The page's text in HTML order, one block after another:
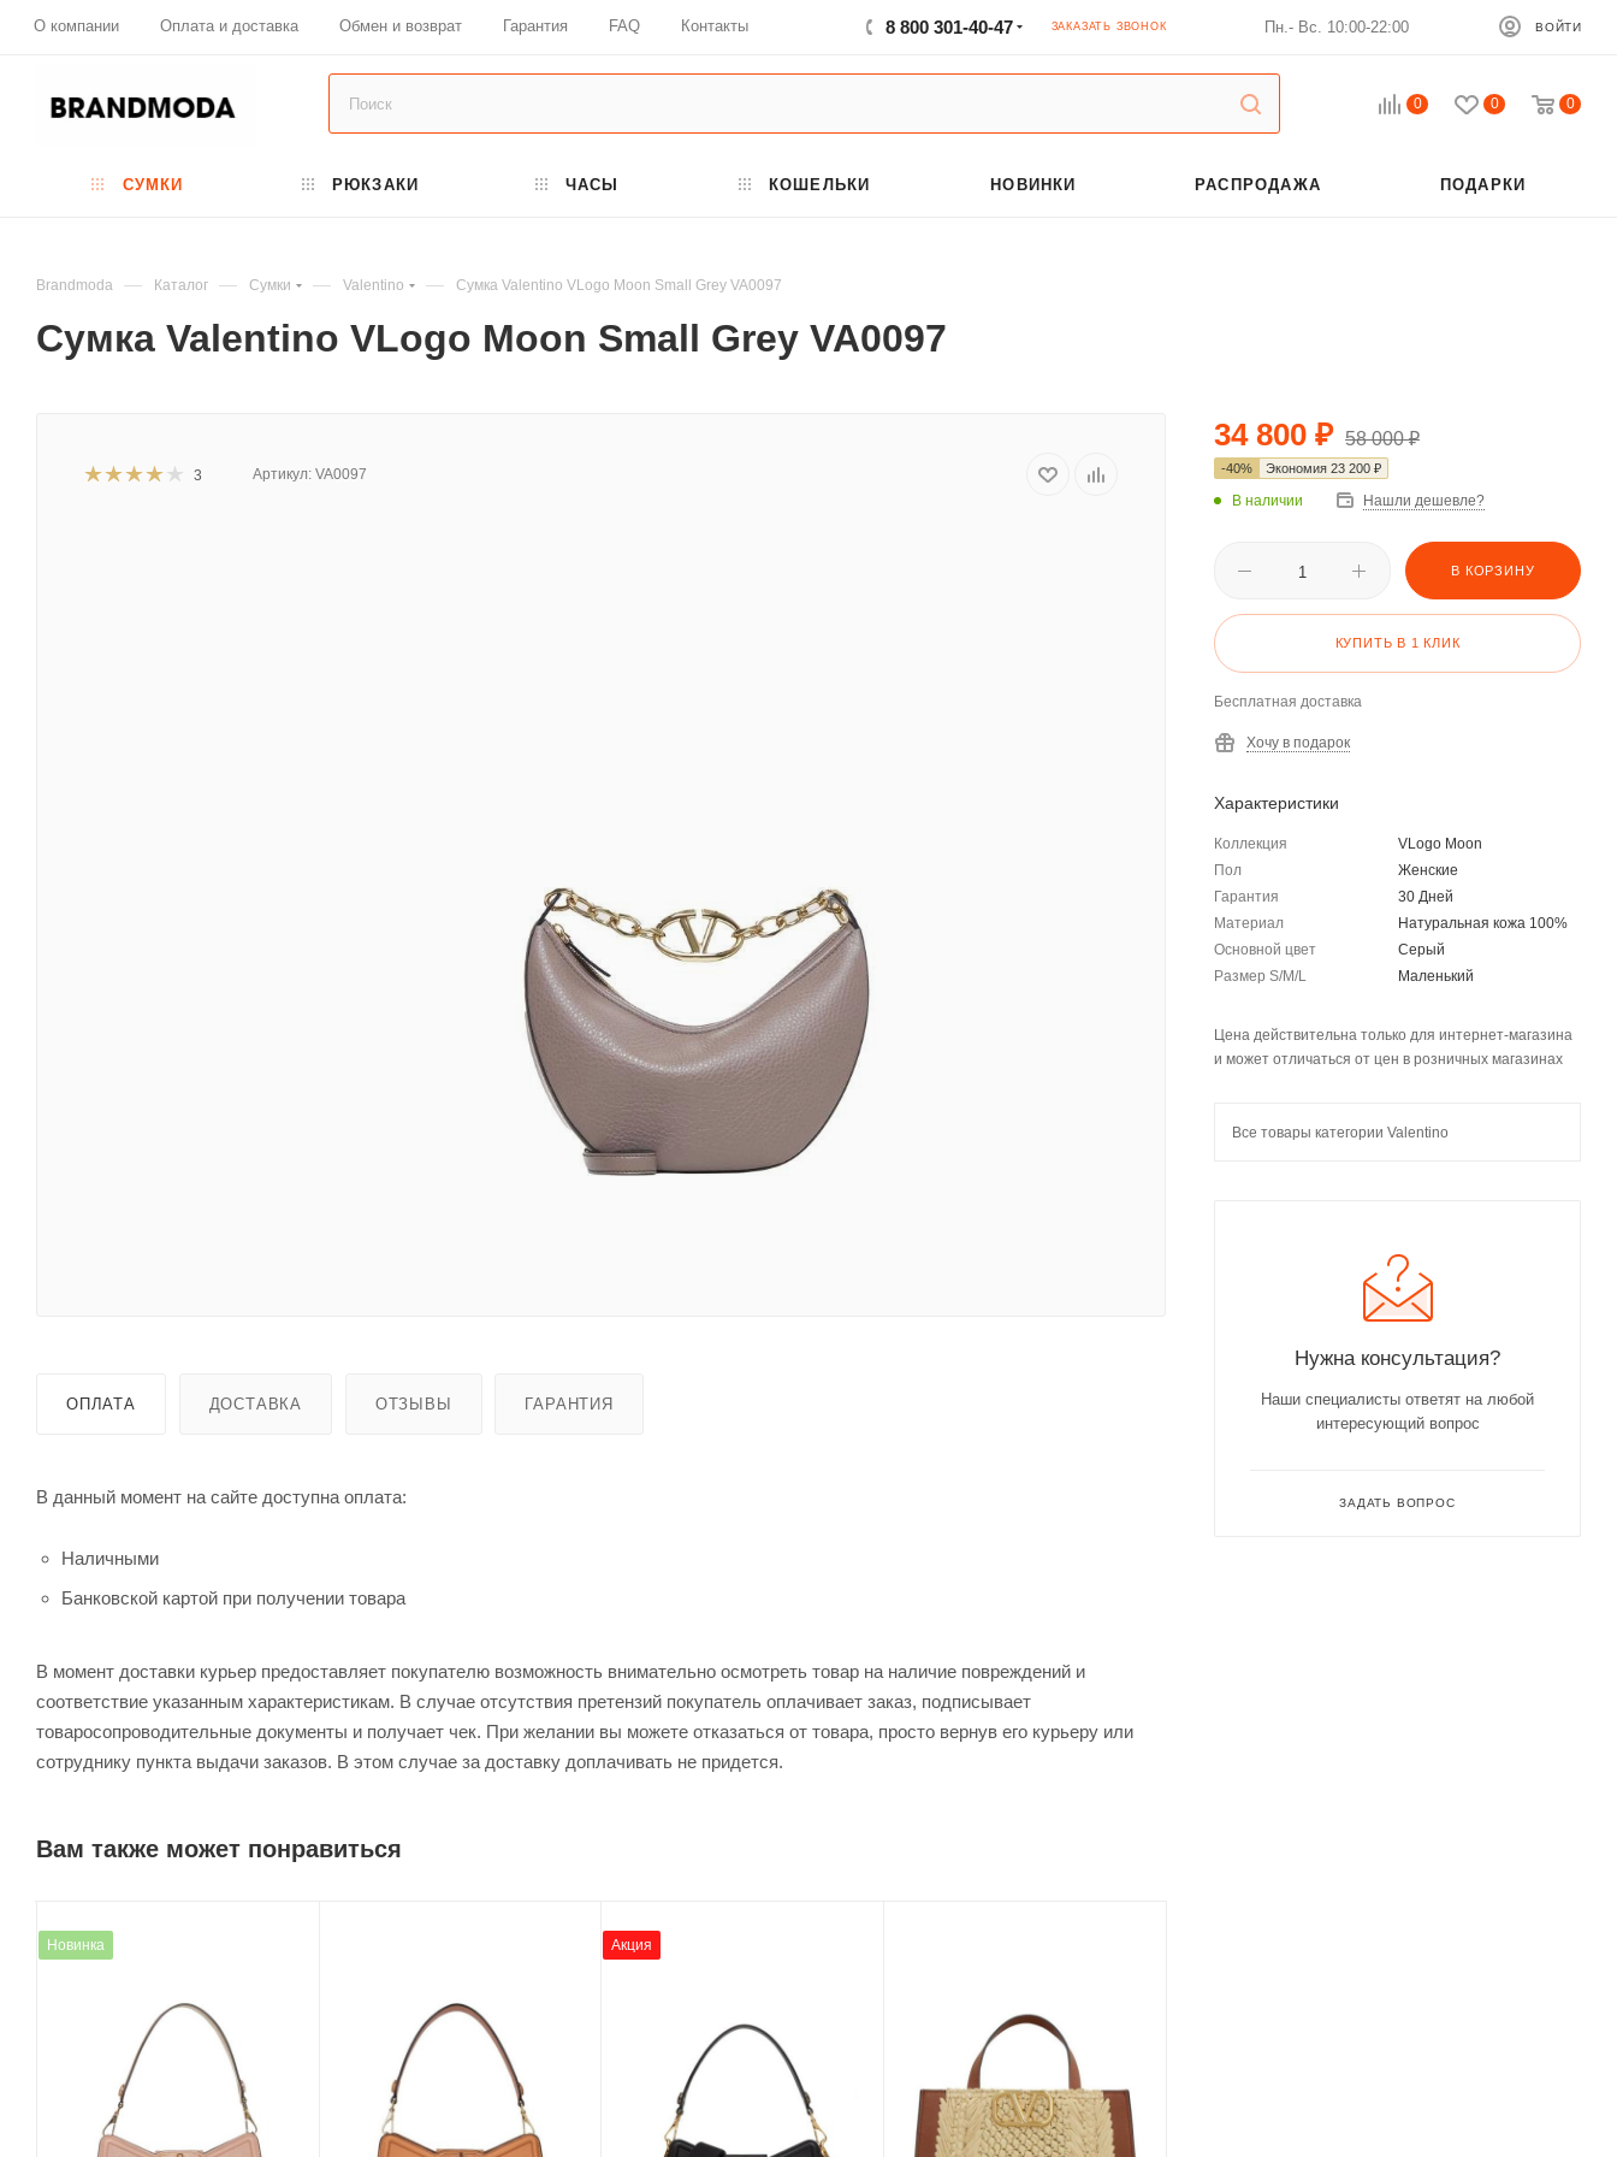
О компании Оплата и доставка Обмен и возврат Гарантия FAQ Контакты 8 800 301-40-47 ЗАКАЗАТЬ ЗВОНОК Пн.- Вс. 10:00-22:00 ВОЙТИ
0 0 0
СУМКИ РЮКЗАКИ ЧАСЫ КОШЕЛЬКИ НОВИНКИ РАСПРОДАЖА ПОДАРКИ
Brandmoda — Каталог — Сумки — Valentino — Сумка Valentino VLogo Moon Small Grey VA0097
Сумка Valentino VLogo Moon Small Grey VA0097
3 Артикул: VA0097
ОПЛАТА ДОСТАВКА ОТЗЫВЫ ГАРАНТИЯ
В данный момент на сайте доступна оплата:
Наличными
Банковской картой при получении товара
В момент доставки курьер предоставляет покупателю возможность внимательно осмотреть товар на наличие повреждений и
соответствие указанным характеристикам. В случае отсутствия претензий покупатель оплачивает заказ, подписывает
товаросопроводительные документы и получает чек. При желании вы можете отказаться от товара, просто вернув его курьеру или
сотруднику пункта выдачи заказов. В этом случае за доставку доплачивать не придется.
Вам также может понравиться
Новинка Акция
34 800 ₽ 58 000₽
-40% Экономия 23 200 ₽
В наличии Нашли дешевле?
В КОРЗИНУ
КУПИТЬ В 1 КЛИК
Бесплатная доставка
Хочу в подарок
Характеристики
Коллекция
VLogo Moon
Пол
Женские
Гарантия
30 Дней
Материал
Натуральная кожа 100%
Основной цвет
Серый
Размер S/M/L
Маленький
Цена действительна только для интернет-магазина
и может отличаться от цен в розничных магазинах
Все товары категории Valentino
Нужна консультация?
Наши специалисты ответят на любой
интересующий вопрос
ЗАДАТЬ ВОПРОС